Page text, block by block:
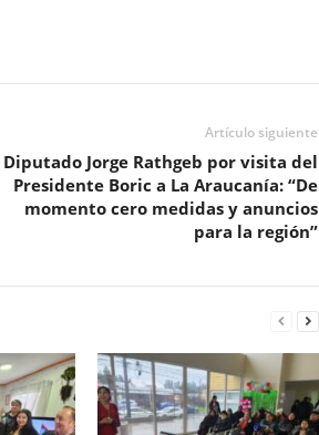
Artículo siguiente
Diputado Jorge Rathgeb por visita del
Presidente Boric a La Araucanía: “De
momento cero medidas y anuncios
para la región”